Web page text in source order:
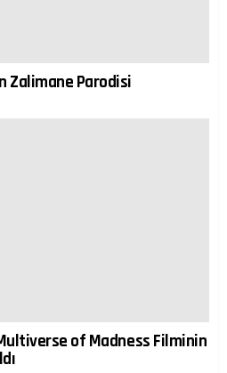
Zalimane Parodisi
of Madness Filminin